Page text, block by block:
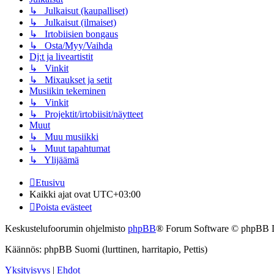
↳ Julkaisut (kaupalliset)
↳ Julkaisut (ilmaiset)
↳ Irtobiisien bongaus
↳ Osta/Myy/Vaihda
Dj:t ja liveartistit
↳ Vinkit
↳ Mixaukset ja setit
Musiikin tekeminen
↳ Vinkit
↳ Projektit/irtobiisit/näytteet
Muut
↳ Muu musiikki
↳ Muut tapahtumat
↳ Ylijäämä
Etusivu
Kaikki ajat ovat UTC+03:00
Poista evästeet
Keskustelufoorumin ohjelmisto phpBB® Forum Software © phpBB
Käännös: phpBB Suomi (lurttinen, harritapio, Pettis)
Yksityisyys | Ehdot